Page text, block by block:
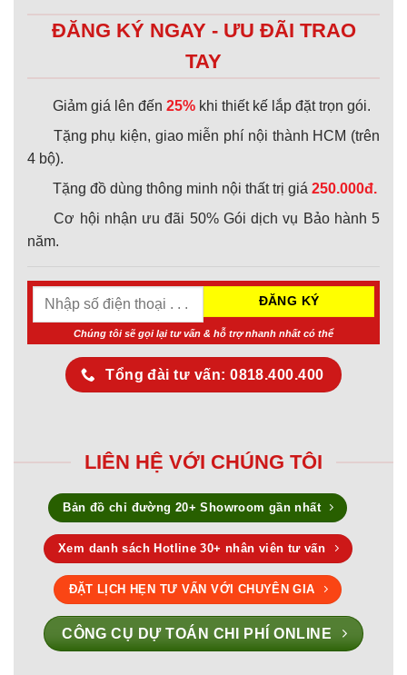
ĐĂNG KÝ NGAY - ƯU ĐÃI TRAO
TAY
Giảm giá lên đến 25% khi thiết kế lắp đặt trọn gói.
Tặng phụ kiện, giao miễn phí nội thành HCM (trên
4 bộ).
Tặng đồ dùng thông minh nội thất trị giá 250.000đ.
Cơ hội nhận ưu đãi 50% Gói dịch vụ Bảo hành 5
năm.
Chúng tôi sẽ gọi lại tư vấn & hỗ trợ nhanh nhất có thể
Tổng đài tư vấn: 0818.400.400
LIÊN HỆ VỚI CHÚNG TÔI
Bản đồ chỉ đường 20+ Showroom gần nhất
Xem danh sách Hotline 30+ nhân viên tư vấn
ĐẶT LỊCH HẸN TƯ VẤN VỚI CHUYÊN GIA
CÔNG CỤ DỰ TOÁN CHI PHÍ ONLINE